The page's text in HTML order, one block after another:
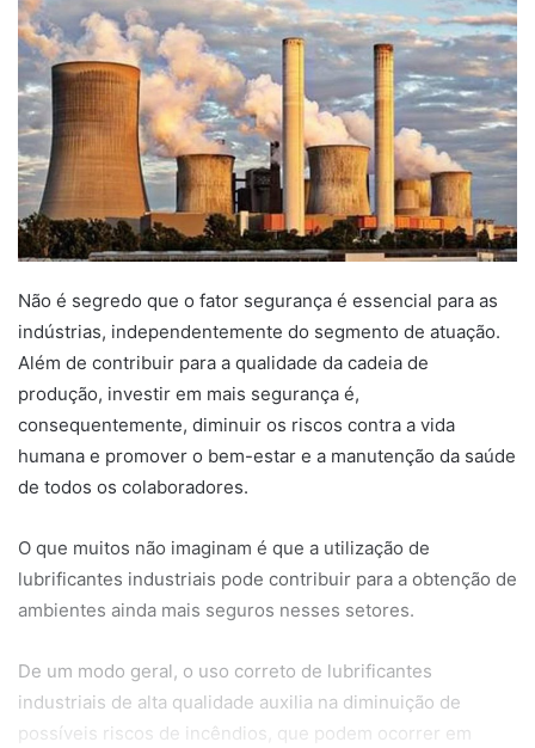
Não é segredo que o fator segurança é essencial para as
indústrias, independentemente do segmento de atuação.
Além de contribuir para a qualidade da cadeia de
produção, investir em mais segurança é,
consequentemente, diminuir os riscos contra a vida
humana e promover o bem-estar e a manutenção da saúde
de todos os colaboradores.
O que muitos não imaginam é que a utilização de
lubrificantes industriais pode contribuir para a obtenção de
ambientes ainda mais seguros nesses setores.
De um modo geral, o uso correto de lubrificantes
industriais de alta qualidade auxilia na diminuição de
possíveis riscos de incêndios, que podem ocorrer em